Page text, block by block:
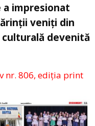
a impresionat
veniți din
devenită
nr. 806, ediția print